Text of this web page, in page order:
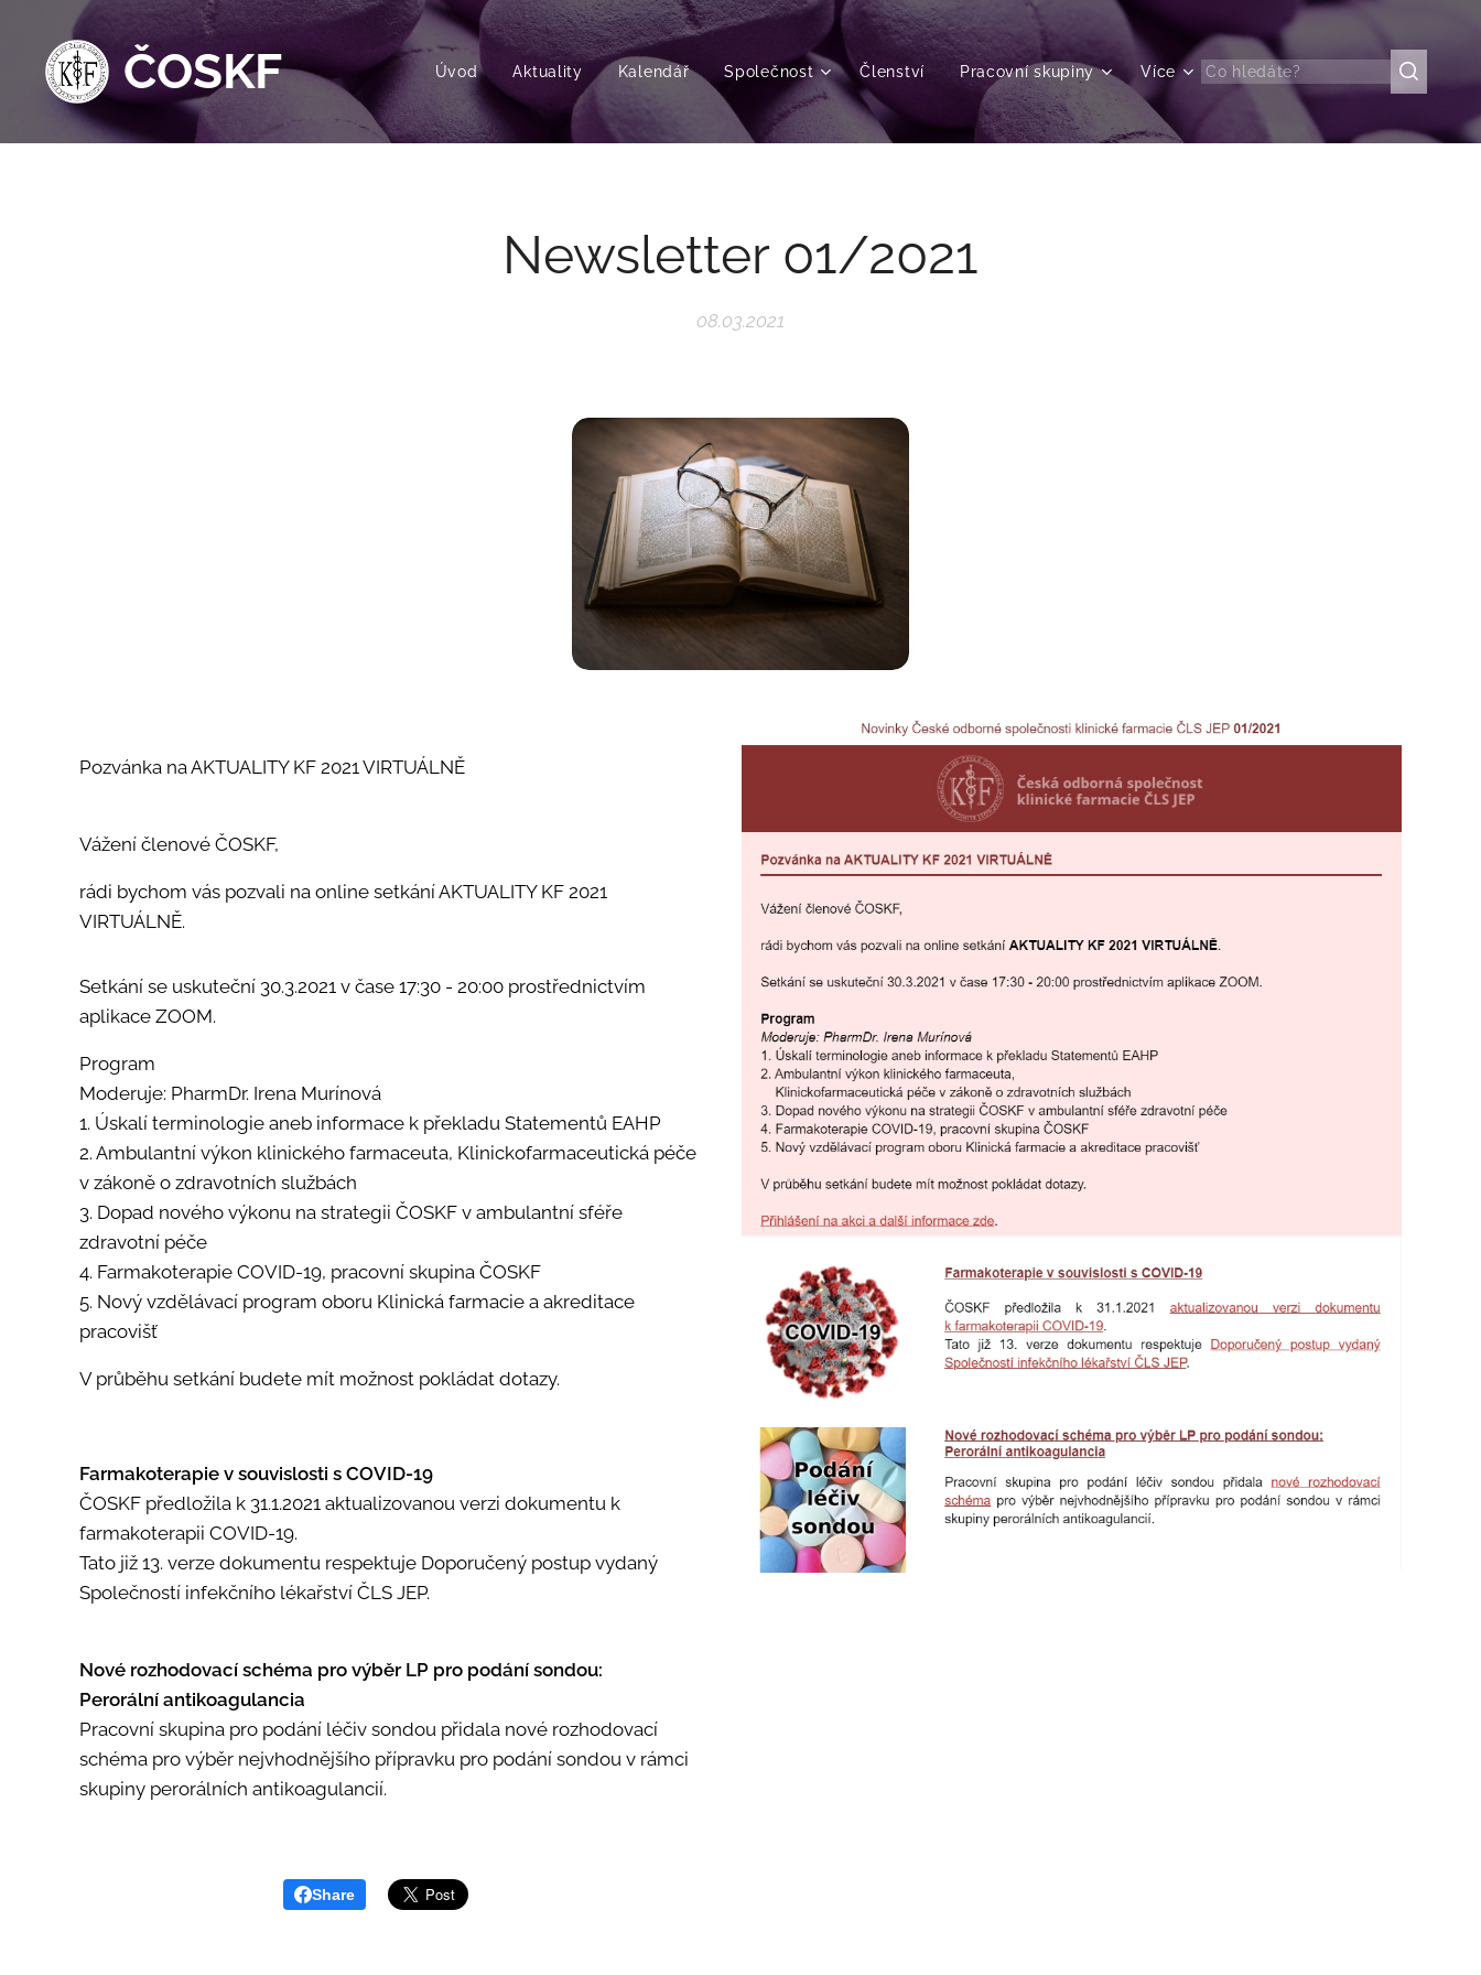
ČOSKF Úvod Aktuality Kalendář Společnost Členství Pracovní skupiny Více
Newsletter 01/2021
08.03.2021
Pozvánka na AKTUALITY KF 2021 VIRTUÁLNĚ
Vážení členové ČOSKF,
rádi bychom vás pozvali na online setkání AKTUALITY KF 2021
VIRTUÁLNĚ.
Setkání se uskuteční 30.3.2021 v čase 17:30 - 20:00 prostřednictvím
aplikace ZOOM.
Program
Moderuje: PharmDr. Irena Murínová
1. Úskalí terminologie aneb informace k překladu Statementů EAHP
2. Ambulantní výkon klinického farmaceuta, Klinickofarmaceutická péče
v zákoně o zdravotních službách
3. Dopad nového výkonu na strategii ČOSKF v ambulantní sféře
zdravotní péče
4. Farmakoterapie COVID-19, pracovní skupina ČOSKF
5. Nový vzdělávací program oboru Klinická farmacie a akreditace
pracovišť
V průběhu setkání budete mít možnost pokládat dotazy.
Farmakoterapie v souvislosti s COVID-19
ČOSKF předložila k 31.1.2021 aktualizovanou verzi dokumentu k
farmakoterapii COVID-19.
Tato již 13. verze dokumentu respektuje Doporučený postup vydaný
Společností infekčního lékařství ČLS JEP.
Nové rozhodovací schéma pro výběr LP pro podání sondou:
Perorální antikoagulancia
Pracovní skupina pro podání léčiv sondou přidala nové rozhodovací
schéma pro výběr nejvhodnějšího přípravku pro podání sondou v rámci
skupiny perorálních antikoagulancií.
Share